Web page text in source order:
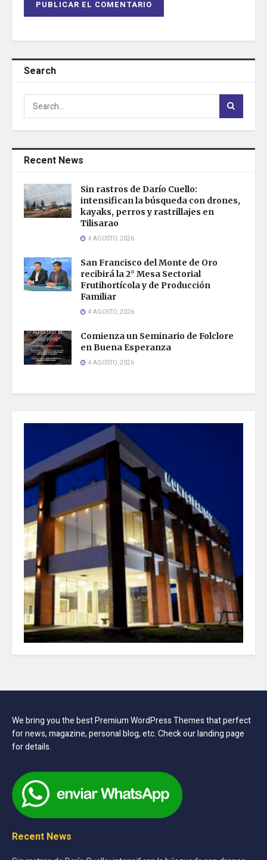
Search
Recent News
Sin rastros de Darío Cuello:
intensifican la búsqueda con drones,
kayaks, perros y rastrillajes en
Tilisarao
4 AGOSTO, 2026
San Francisco del Monte de Oro
recibirá la 2° Mesa Sectorial
Frutihortícola y de Producción
Familiar
4 AGOSTO, 2026
Comienza un Seminario de Folclore
en Buena Esperanza
4 AGOSTO, 2026
We bring you the best Premium WordPress Themes that perfect
for news, magazine, personal blog, etc. Check our landing page
for details.
Recent News